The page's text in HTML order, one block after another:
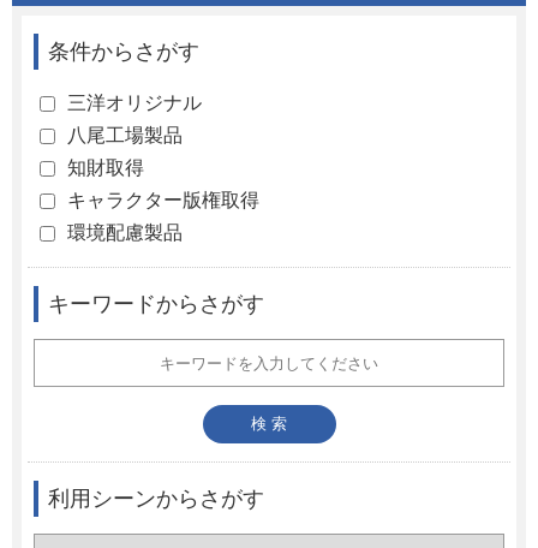
条件からさがす
三洋オリジナル
八尾工場製品
知財取得
キャラクター版権取得
環境配慮製品
キーワードからさがす
利用シーンからさがす